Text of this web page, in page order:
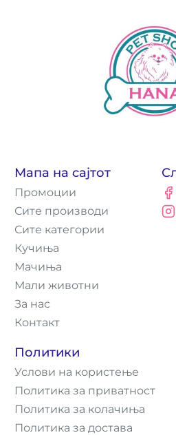
Мапа на сајтот
Промоции
Сите производи
Сите категории
Кучиња
Мачиња
Мали животни
За нас
Контакт
Политики
Услови на користење
Политика за приватност
Политика за колачиња
Политика за достава